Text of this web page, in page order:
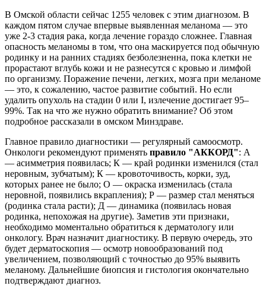
В Омской области сейчас 1255 человек с этим диагнозом. В
каждом пятом случае впервые выявленная меланома — это
уже 2-3 стадия рака, когда лечение гораздо сложнее. Главная
опасность меланомы в том, что она маскируется под обычную
родинку и на ранних стадиях безболезненна, пока клетки не
прорастают вглубь кожи и не разнесутся с кровью и лимфой
по организму. Поражение печени, легких, мозга при меланоме
— это, к сожалению, частое развитие событий. Но если
удалить опухоль на стадии 0 или I, излечение достигает 95–
99%. Так на что же нужно обратить внимание? Об этом
подробное рассказали в омском Минздраве.
Главное правило диагностики — регулярный самоосмотр.
Онкологи рекомендуют применять правило "АККОРД": А
— асимметрия появилась; К — край родинки изменился (стал
неровным, зубчатым); К — кровоточивость, корки, зуд,
которых ранее не было; О — окраска изменилась (стала
неровной, появились вкрапления); Р — размер стал меняться
(родинка стала расти); Д — динамика (появилась новая
родинка, непохожая на другие). Заметив эти признаки,
необходимо моментально обратиться к дерматологу или
онкологу. Врач назначит диагностику. В первую очередь, это
будет дерматоскопия — осмотр новообразований под
увеличением, позволяющий с точностью до 95% выявить
меланому. Дальнейшие биопсия и гистология окончательно
подтверждают диагноз.